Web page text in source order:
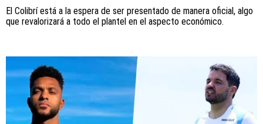
El Colibrí está a la espera de ser presentado de manera oficial, algo
que revalorizará a todo el plantel en el aspecto económico.